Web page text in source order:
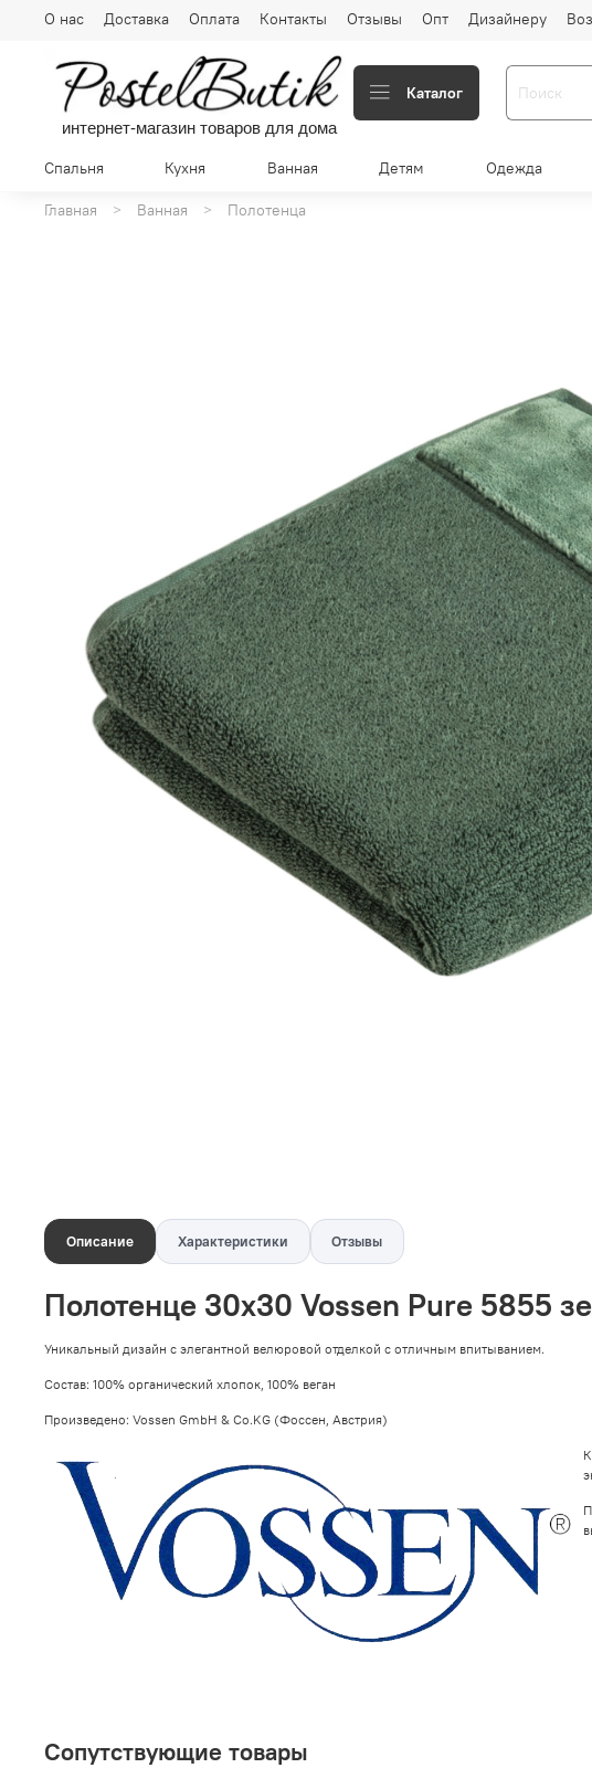
О нас Доставка Оплата Контакты Отзывы Опт Дизайнеру
интернет-магазин товаров для дома
Каталог
Спальня Кухня Ванная Детям Одежда
Главная Ванная Полотенца
Описание Характеристики Отзывы
Полотенце 30х30 Vossen Pure 5855
Уникальный дизайн с элегантной велюровой отделкой c отличным впитыванием.
Состав: 100% органический хлопок, 100% веган
Произведено: Vossen GmbH & Co.KG (Фоссен, Австрия)
Сопутствующие товары